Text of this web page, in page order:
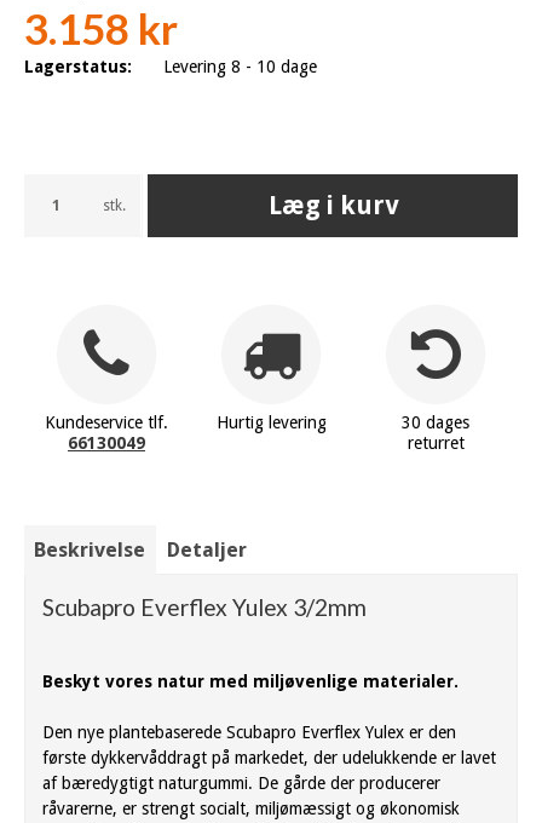
3.158 kr
Lagerstatus: Levering 8 - 10 dage
stk. Læg i kurv
Kundeservice tlf.
66130049
Hurtig levering
30 dages
returret
Beskrivelse Detaljer
Scubapro Everflex Yulex 3/2mm
Beskyt vores natur med miljøvenlige materialer.
Den nye plantebaserede Scubapro Everflex Yulex er den
første dykkervåddragt på markedet, der udelukkende er lavet
af bæredygtigt naturgummi. De gårde der producerer
råvarerne, er strengt socialt, miljømæssigt og økonomisk